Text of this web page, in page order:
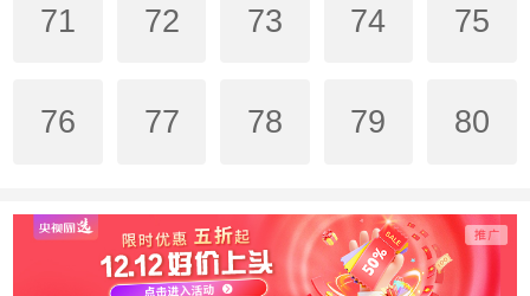
71 72 73 74 75
76 77 78 79 80